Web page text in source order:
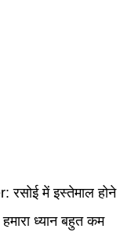
:रसोई में इस्तेमाल होने
ध्यान बहुत कम